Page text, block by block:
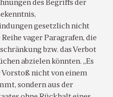
des Begriffs der
gesetzlich nicht
vager Paragrafen, die
bzw. das Verbot
abzielen könnten. „Es
Vorstoß nicht von einem
sondern aus der